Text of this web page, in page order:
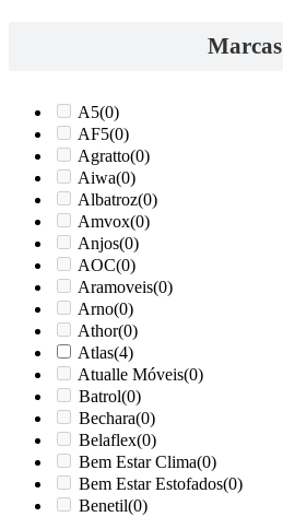
Marcas
A5(0)
AF5(0)
Agratto(0)
Aiwa(0)
Albatroz(0)
Amvox(0)
Anjos(0)
AOC(0)
Aramoveis(0)
Arno(0)
Athor(0)
Atlas(4)
Atualle Móveis(0)
Batrol(0)
Bechara(0)
Belaflex(0)
Bem Estar Clima(0)
Bem Estar Estofados(0)
Benetil(0)